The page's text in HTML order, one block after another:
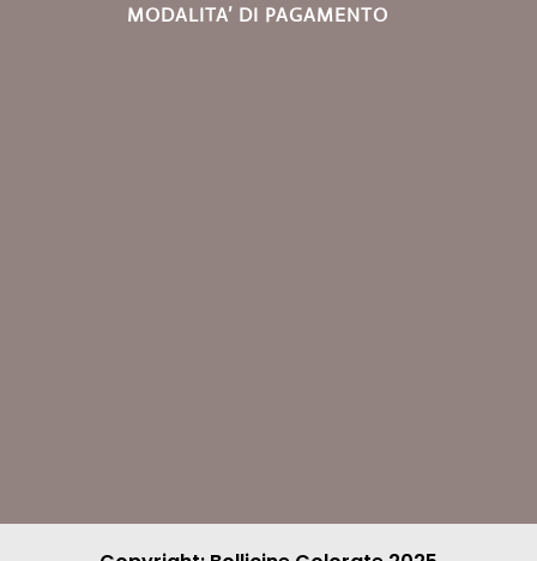
MODALITA’ DI PAGAMENTO